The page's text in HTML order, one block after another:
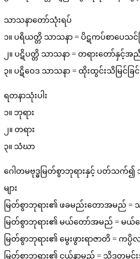
သာသနာတော်သုံးရပ်
၁။ ပရိယတ္တိ သာသနာ = ပိဋကပ်စာပေသင်က
၂။ ပဋိပတ္တိ သာသနာ = တရားတော်နှင့်အညီ
၃။ ပဋိဝေဒ သာသနာ = ထိုးထွင်းသိမြင်ခြင်
ရတနာသုံးပါး
၁။ ဘုရား
၂။ တရား
၃။ သံဃာ
ဂေါတမဗုဒ္ဓမြတ်စွာဘုရားနှင့် ပတ်သက်
များ
မြတ်စွာဘုရား၏ ဖခမည်းတောအမည် = သု
မြတ်စွာဘုရား၏ မယ်တော်အမည် = မယ်
မြတ်စွာဘုရား၏ မွေးဖွားရာဇာတိ = ကပ္
မြတ်စွာဘုရား၏ ငယ်နာမည် = သိဒ္ဓတ္ဘမင်း